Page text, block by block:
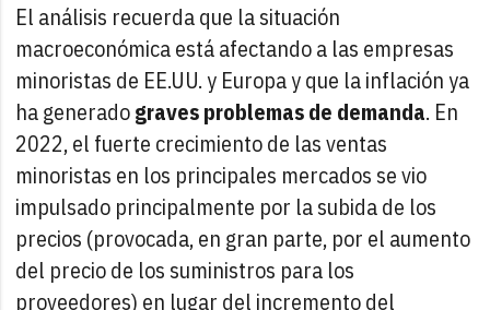
El análisis recuerda que la situación
macroeconómica está afectando a las empresas
minoristas de EE.UU. y Europa y que la inflación ya
ha generadograves problemas de demanda. En
2022, el fuerte crecimiento de las ventas
minoristas en los principales mercados se vio
impulsado principalmente por la subida de los
precios (provocada, en gran parte, por el aumento
del precio de los suministros para los
proveedores) en lugar del incremento del